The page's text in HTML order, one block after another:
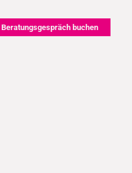
Beratungsgespräch buchen